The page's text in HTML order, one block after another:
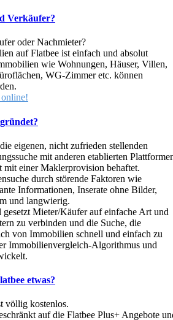
Verkäufer?
oder Nachmieter?
auf Flatbee ist einfach und absolut
wie Wohnungen, Häuser, Villen,
WG-Zimmer etc. können
eigenen, nicht zufrieden stellenden
mit anderen etablierten
mit einer Maklerprovision behaftet.
durch störende Faktoren wie
Informationen, Inserate ohne Bilder,
und langwierig.
gesetzt Mieter/Käufer auf einfache Art und
zu verbinden und die Suche, die
von Immobilien schnell und einfach zu
Immobilienvergleich-Algorithmus und
etwas?
völlig kostenlos.
auf die Flatbee Plus+ Angebote